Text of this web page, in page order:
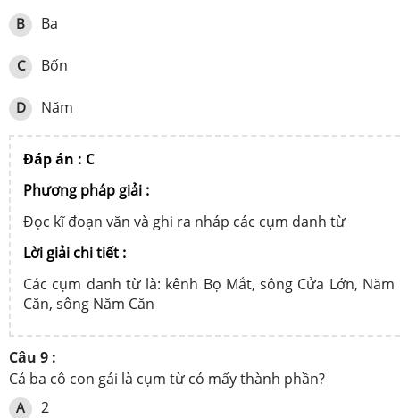
B Ba
C Bốn
D Năm
Đáp án : C
Phương pháp giải :
Đọc kĩ đoạn văn và ghi ra nháp các cụm danh từ
Lời giải chi tiết :
Các cụm danh từ là: kênh Bọ Mắt, sông Cửa Lớn, Năm
Căn, sông Năm Căn
Câu 9 :
Cả ba cô con gái là cụm từ có mấy thành phần?
A 2